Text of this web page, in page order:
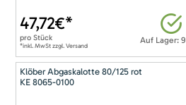
Auf Lager: 9
47,72€*
pro Stück
*inkl. MwSt zzgl. Versand
Klöber Abgaskalotte 80/125 rot
KE 8065-0100